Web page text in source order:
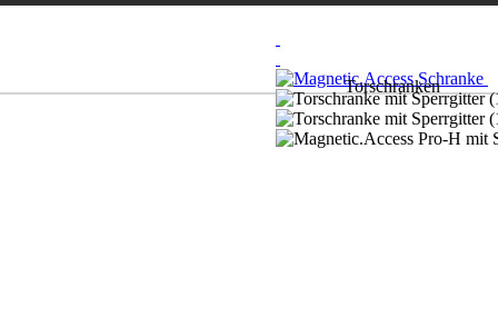
Torschranken